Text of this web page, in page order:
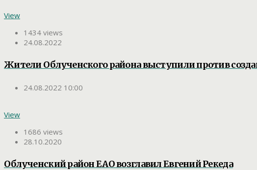
View
1434 views
24.08.2022
Жители Облученского района выступили против
24.08.2022 10:00
View
1686 views
28.10.2020
Облученский район ЕАО возглавил Евгений Рекеда